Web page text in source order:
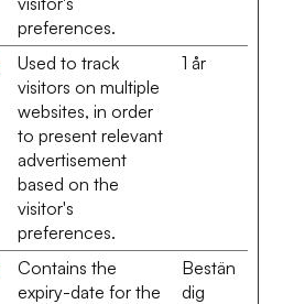
preferences.
Used to track
visitors on multiple
websites, in order
to present relevant
advertisement
based on the
visitor's
preferences.
1 år
Contains the
expiry-date for the
Bestän
dig